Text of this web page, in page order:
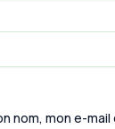
nom, mon e-